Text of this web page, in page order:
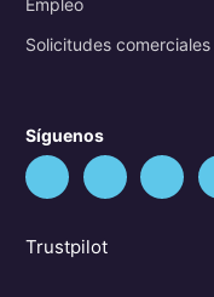
Empleo
Solicitudes comerciales
Síguenos
Trustpilot